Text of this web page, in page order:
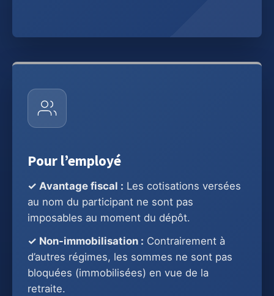
Pour l’employé
✓ Avantage fiscal : Les cotisations versées
au nom du participant ne sont pas
imposables au moment du dépôt.
✓ Non-immobilisation : Contrairement à
d’autres régimes, les sommes ne sont pas
bloquées (immobilisées) en vue de la
retraite.